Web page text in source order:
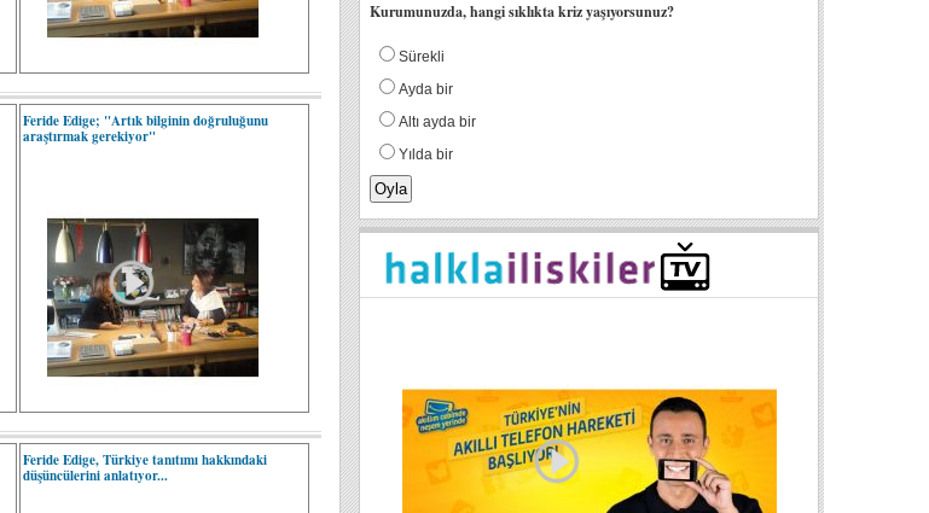
Feride Edige; "Artık bilginin doğruluğunu
araştırmak gerekiyor"
Feride Edige, Türkiye tanıtımı hakkındaki
düşüncülerini anlatıyor...
Kurumunuzda, hangi sıklıkta kriz yaşıyorsunuz?
Sürekli
Ayda bir
Altı ayda bir
Yılda bir